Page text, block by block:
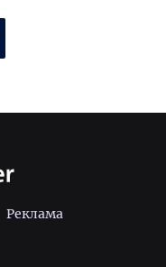
Реклама